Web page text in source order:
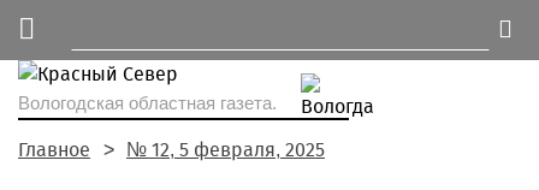
Вологодская областная газета.
Главное № 12, 5 февраля, 2025